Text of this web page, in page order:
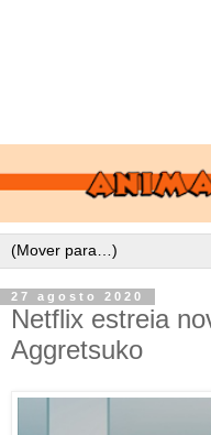
27 agosto 2020
Netflix estreia
Aggretsuko